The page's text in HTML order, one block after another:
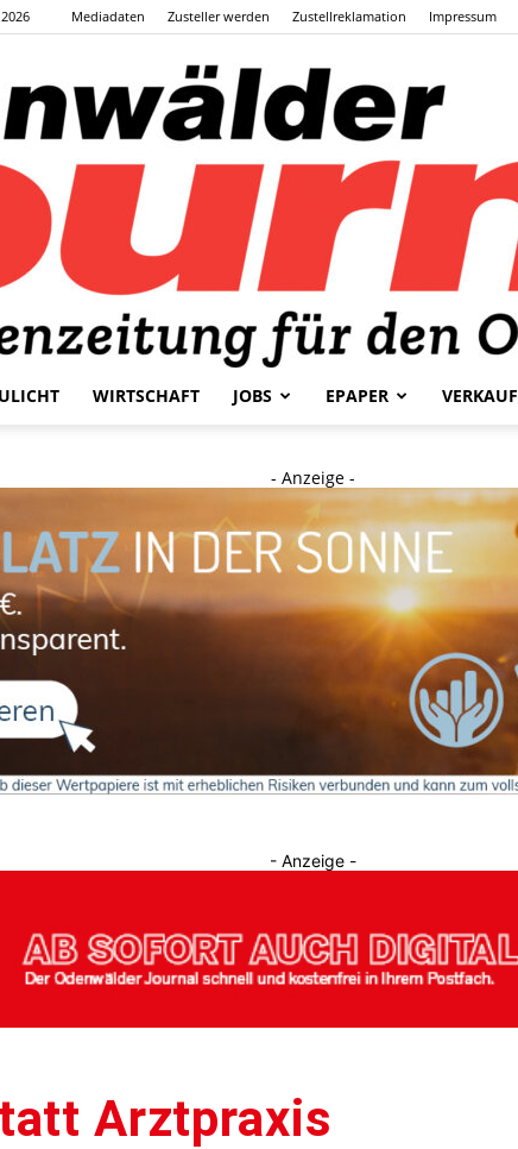
Mediadaten Zusteller werden Zustellreklamation Impressum
WIRTSCHAFT JOBS EPAPER VERKAUF
- Anzeige -
- Anzeige -
Arztpraxis